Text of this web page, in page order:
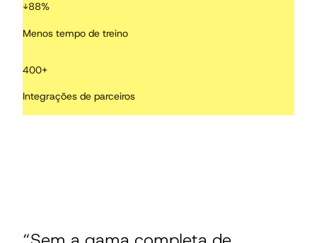
↓88%
Menos tempo de treino
400+
Integrações de parceiros